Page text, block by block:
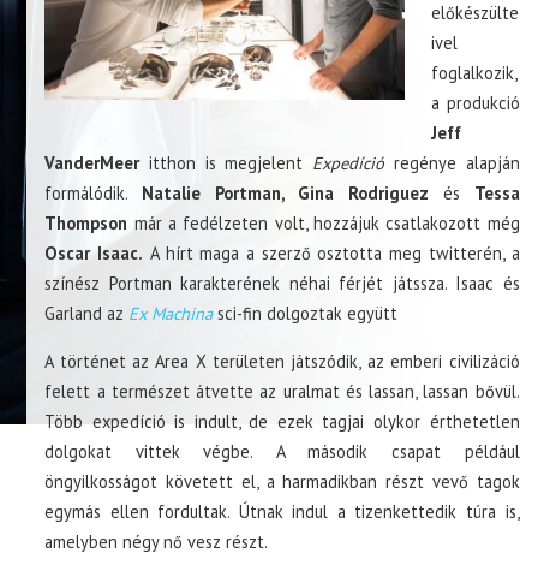
előkészülte
ivel
foglalkozik,
a produkció
Jeff
VanderMeeritthon is megjelent Expedíció regénye alapján
formálódik. Natalie Portman, Gina Rodriguez és Tessa
Thompson már a fedélzeten volt, hozzájuk csatlakozott még
Oscar Isaac. A hírt maga a szerző osztotta meg twitterén, a
színész Portman karakterének néhai férjét játssza. Isaac és
Garland az Ex Machinasci-fin dolgoztak együtt
A történet az Area X területen játszódik, az emberi civilizáció
felett a természet átvette az uralmat és lassan, lassan bővül.
Több expedíció is indult, de ezek tagjai olykor érthetetlen
dolgokat vittek végbe. A második csapat például
öngyilkosságot követett el, a harmadikban részt vevő tagok
egymás ellen fordultak. Útnak indul a tizenkettedik túra is,
amelyben négy nő vesz részt.